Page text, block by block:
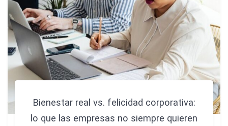
Bienestar real vs. felicidad corporativa:
lo que las empresas no siempre quieren